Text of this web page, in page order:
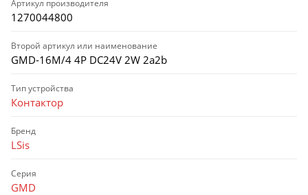
Артикул производителя
1270044800
Второй артикул или наименование
GMD-16M/4 4Р DC24V 2W 2a2b
Тип устройства
Контактор
Бренд
LSis
Серия
GMD